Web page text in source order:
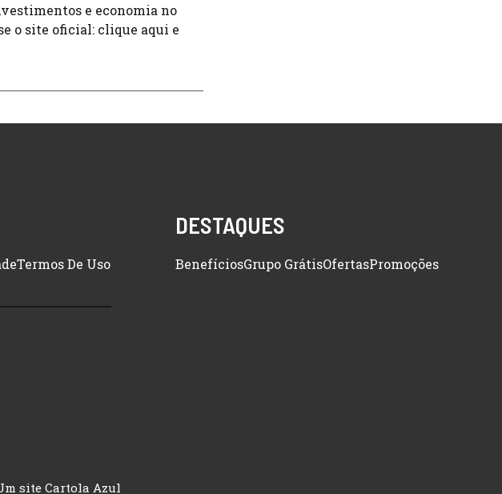
e economia no
o site oficial: clique aqui e
Termos De Uso
DESTAQUES
BenefíciosGrupo GrátisOfertasPromoções
site Cartola Azul